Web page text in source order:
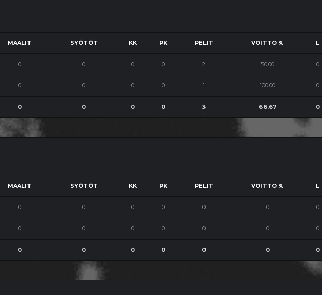
MAALIT SYÖTÖT KK PK PELIT VOITTO % L
0 0 0 0 2 50.00 0
0 0 0 0 1 100.00 0
0 0 0 0 3 66.67 0
MAALIT SYÖTÖT KK PK PELIT VOITTO % L
0 0 0 0 0 0 0
0 0 0 0 0 0 0
0 0 0 0 0 0 0